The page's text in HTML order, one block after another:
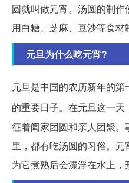
圆就叫做元宵。汤圆的制
用白糖、芝麻、豆沙等食材
元旦为什么吃元宵?
元旦是中国的农历新年的
的重要日子。在元旦这一
征着阖家团圆和亲人团聚
里，都有吃汤圆的习俗。元
为它煮熟后会漂浮在水上，